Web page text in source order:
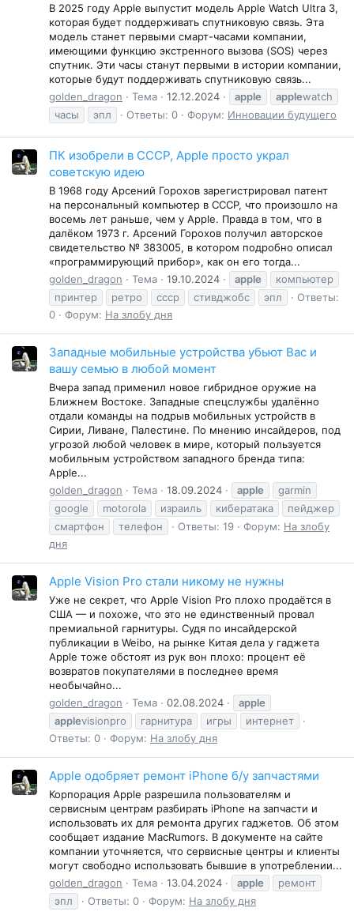
В 2025 году Apple выпустит модель Apple Watch Ultra 3,
которая будет поддерживать спутниковую связь. Эта
модель станет первыми смарт-часами компании,
имеющими функцию экстренного вызова (SOS) через
спутник. Эти часы станут первыми в истории компании,
которые будут поддерживать спутниковую связь...
golden_dragon
Тема 12.12.2024 apple applewatch
часы
эпл Ответы: 0 Форум: Инновации будущего
ПК изобрели в СССР, Apple просто украл
советскую идею
В 1968 году Арсений Горохов зарегистрировал патент
на персональный компьютер в СССР, что произошло на
восемь лет раньше, чем у Apple. Правда в том, что в
далёком 1973 г. Арсений Горохов получил авторское
свидетельство № 383005, в котором подробно описал
«программирующий прибор», как он его тогда...
golden_dragon
Тема 19.10.2024 apple
компьютер
принтер
ретро ссср стивджобс эпл
Ответы:
0
Форум: На злобу дня
Западные мобильные устройства убьют Вас и
вашу семью в любой момент
Вчера запад применил новое гибридное оружие на
Ближнем Востоке. Западные спецслужбы удалённо
отдали команды на подрыв мобильных устройств в
Сирии, Ливане, Палестине. По мнению инсайдеров, под
угрозой любой человек в мире, который пользуется
мобильным устройством западного бренда типа:
Apple...
golden_dragon
Тема 18.09.2024 apple
garmin
google
motorola израиль кибератака
пейджер
смартфон
телефон Ответы: 19 Форум: На злобу
дня
Apple Vision Pro стали никому не нужны
Уже не секрет, что Apple Vision Pro плохо продаётся в
США — и похоже, что это не единственный провал
премиальной гарнитуры. Судя по инсайдерской
публикации в Weibo, на рынке Китая дела у гаджета
Apple тоже обстоят из рук вон плохо: процент её
возвратов покупателями в последнее время
необычайно...
golden_dragon
Тема 02.08.2024
apple
applevisionpro гарнитура игры
интернет
Ответы: 0
Форум: На злобу дня
Apple одобряет ремонт iPhone б/у запчастями
Корпорация Apple разрешила пользователям и
сервисным центрам разбирать iPhone на запчасти и
использовать их для ремонта других гаджетов. Об этом
сообщает издание MacRumors. В документе на сайте
компании уточняется, что сервисные центры и клиенты
могут свободно использовать бывшие в употреблении...
golden_dragon
Тема 13.04.2024 apple
ремонт
эпл
Ответы: 0 Форум: На злобу дня